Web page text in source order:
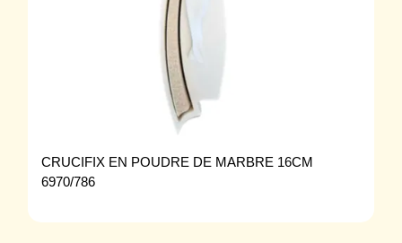
CRUCIFIX EN POUDRE DE MARBRE 16CM
6970/786